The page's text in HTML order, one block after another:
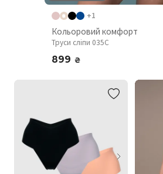
+1
Кольоровий комфорт
Труси сліпи 035C
899 ₴